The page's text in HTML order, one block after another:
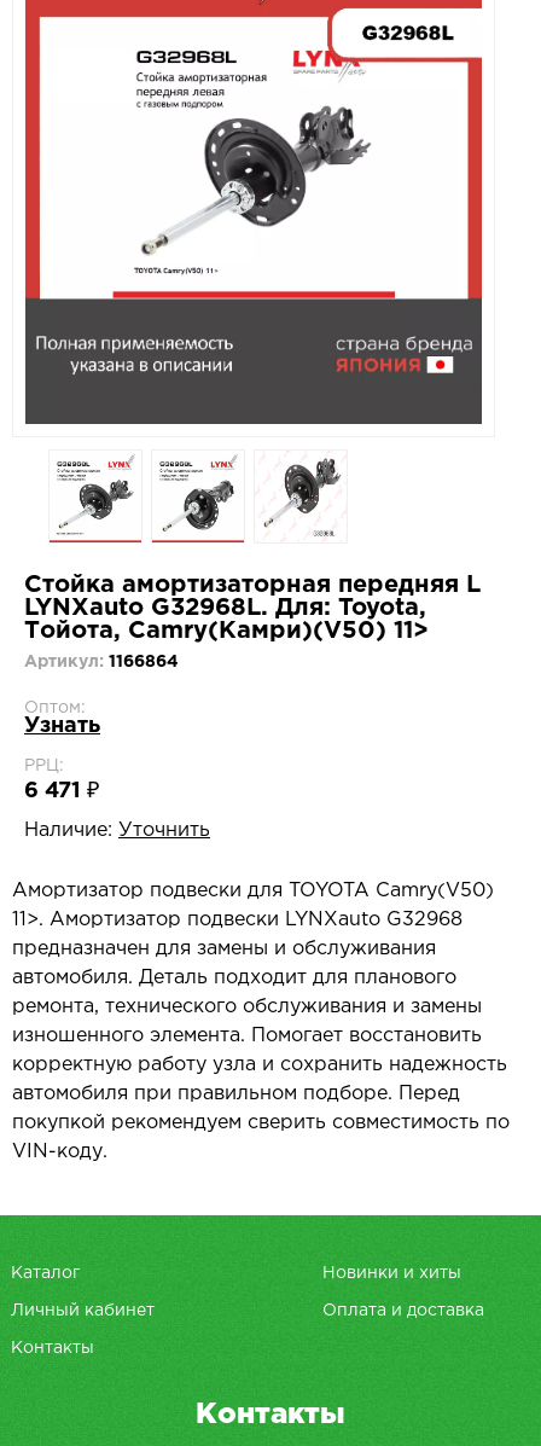
Стойка амортизаторная передняя L
LYNXauto G32968L. Для: Toyota,
Тойота, Camry(Камри)(V50) 11>
Артикул: 1166864
Оптом:
Узнать
РРЦ:
6 471 ₽
Наличие: Уточнить
Амортизатор подвески для TOYOTA Camry(V50)
11>. Амортизатор подвески LYNXauto G32968
предназначен для замены и обслуживания
автомобиля. Деталь подходит для планового
ремонта, технического обслуживания и замены
изношенного элемента. Помогает восстановить
корректную работу узла и сохранить надежность
автомобиля при правильном подборе. Перед
покупкой рекомендуем сверить совместимость по
VIN-коду.
Каталог Новинки и хиты
Личный кабинет Оплата и доставка
Контакты
Контакты